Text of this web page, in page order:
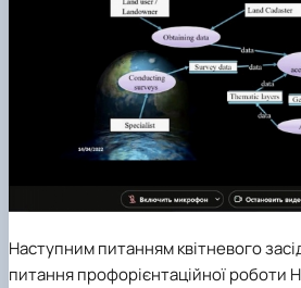
Наступним питанням квітневого
питання профорієнтаційної роботи